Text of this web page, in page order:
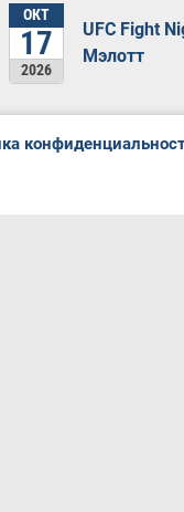
ОКТ
17
2026
UFC Fight
Мэлотт